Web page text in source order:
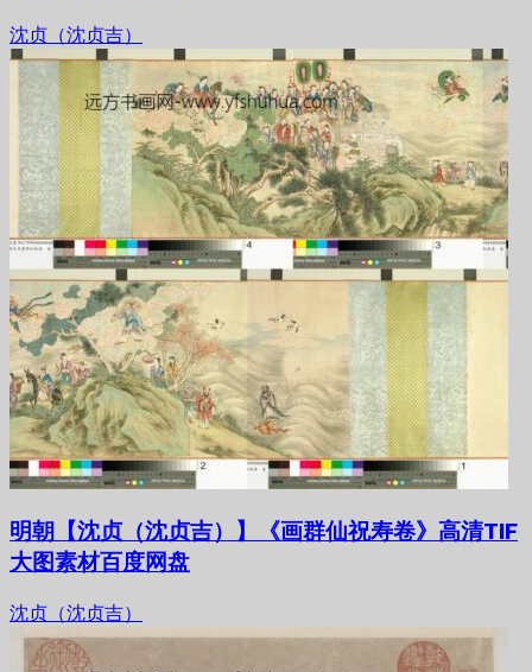
沈贞（沈贞吉）
明朝【沈贞（沈贞吉）】《画群仙祝寿卷》高清TIF
大图素材百度网盘
沈贞（沈贞吉）